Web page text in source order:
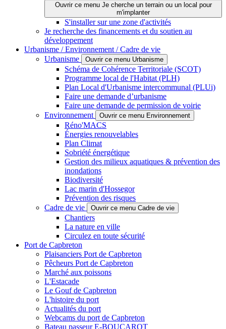
Ouvrir ce menu Je cherche un terrain ou un local pour
m'implanter
S'installer sur une zone d'activités
Je recherche des financements et du soutien au
développement
Urbanisme / Environnement / Cadre de vie
Urbanisme
Ouvrir ce menu Urbanisme
Schéma de Cohérence Territoriale (SCOT)
Programme local de l'Habitat (PLH)
Plan Local d'Urbanisme intercommunal (PLUi)
Faire une demande d’urbanisme
Faire une demande de permission de voirie
Environnement
Ouvrir ce menu Environnement
Réno'MACS
Énergies renouvelables
Plan Climat
Sobriété énergétique
Gestion des milieux aquatiques & prévention des
inondations
Biodiversité
Lac marin d'Hossegor
Prévention des risques
Cadre de vie
Ouvrir ce menu Cadre de vie
Chantiers
La nature en ville
Circulez en toute sécurité
Port de Capbreton
Plaisanciers Port de Capbreton
Pêcheurs Port de Capbreton
Marché aux poissons
L'Estacade
Le Gouf de Capbreton
L'histoire du port
Actualités du port
Webcams du port de Capbreton
Bateau passeur E-BOUCAROT